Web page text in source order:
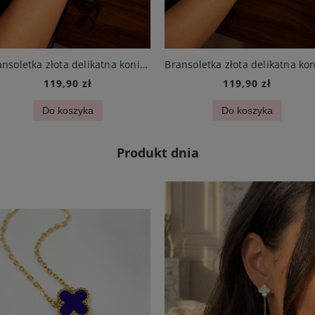
Bransoletka złota delikatna koniczynka mini czarna i cyrkonie stal chirurgiczna
119,90 zł
Do koszyka
119,90 zł
Do koszyka
Produkt dnia